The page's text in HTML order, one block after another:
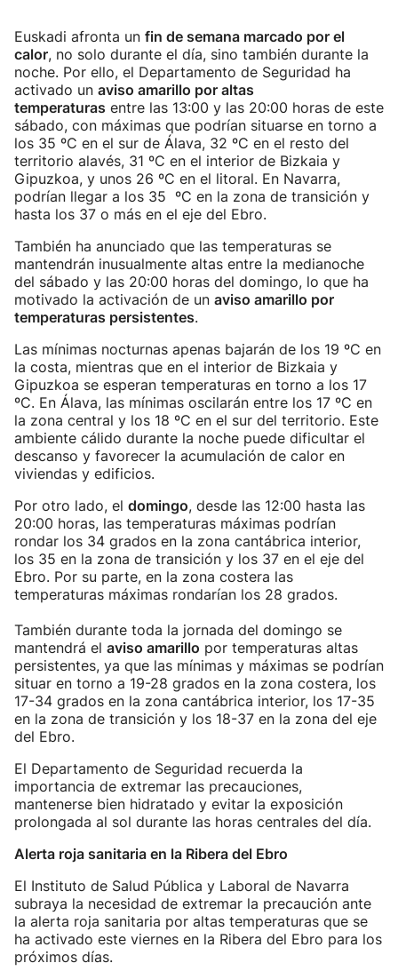
Euskadi afronta un fin de semana marcado por el
calor, no solo durante el día, sino también durante la
noche. Por ello, el Departamento de Seguridad ha
activado un aviso amarillo por altas
temperaturas entre las 13:00 y las 20:00 horas de este
sábado, con máximas que podrían situarse en torno a
los 35 ºC en el sur de Álava, 32 ºC en el resto del
territorio alavés, 31 ºC en el interior de Bizkaia y
Gipuzkoa, y unos 26 ºC en el litoral. En Navarra,
podrían llegar a los 35 ºC en la zona de transición y
hasta los 37 o más en el eje del Ebro.
También ha anunciado que las temperaturas se
mantendrán inusualmente altas entre la medianoche
del sábado y las 20:00 horas del domingo, lo que ha
motivado la activación de un aviso amarillo por
temperaturas persistentes.
Las mínimas nocturnas apenas bajarán de los 19 ºC en
la costa, mientras que en el interior de Bizkaia y
Gipuzkoa se esperan temperaturas en torno a los 17
ºC. En Álava, las mínimas oscilarán entre los 17 ºC en
la zona central y los 18 ºC en el sur del territorio. Este
ambiente cálido durante la noche puede dificultar el
descanso y favorecer la acumulación de calor en
viviendas y edificios.
Por otro lado, el domingo, desde las 12:00 hasta las
20:00 horas, las temperaturas máximas podrían
rondar los 34 grados en la zona cantábrica interior,
los 35 en la zona de transición y los 37 en el eje del
Ebro. Por su parte, en la zona costera las
temperaturas máximas rondarían los 28 grados.
También durante toda la jornada del domingo se
mantendrá el aviso amarillo por temperaturas altas
persistentes, ya que las mínimas y máximas se podrían
situar en torno a 19-28 grados en la zona costera, los
17-34 grados en la zona cantábrica interior, los 17-35
en la zona de transición y los 18-37 en la zona del eje
del Ebro.
El Departamento de Seguridad recuerda la
importancia de extremar las precauciones,
mantenerse bien hidratado y evitar la exposición
prolongada al sol durante las horas centrales del día.
Alerta roja sanitaria en la Ribera del Ebro
El Instituto de Salud Pública y Laboral de Navarra
subraya la necesidad de extremar la precaución ante
la alerta roja sanitaria por altas temperaturas que se
ha activado este viernes en la Ribera del Ebro para los
próximos días.